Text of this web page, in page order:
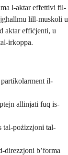
l-aktar effettivi fil-
lill-muskoli u
aktar effiċjenti, u
irkoppa.
il-
allinjati fuq is-
tal-pożizzjoni tal-
direzzjoni b’forma